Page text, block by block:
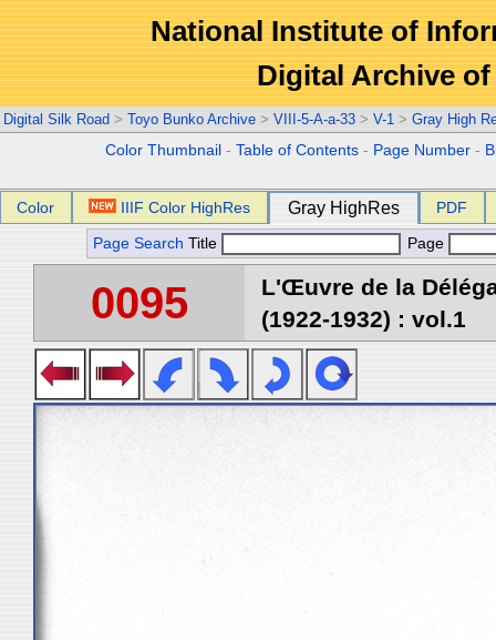
National Institute of
Digital Archive
Digital Silk Road > Toyo Bunko Archive > VIII-5-A-a-33 > V-1 > Gray High
Color Thumbnail -Table of Contents - Page Number -
Color IIIF Color HighRes Gray HighRes PDF
Page Search Title Page
0095
L'Œuvre de la
(1922-1932) : vol.1